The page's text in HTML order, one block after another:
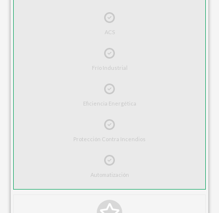
ACS
Frío Industrial
Eficiencia Energética
Protección Contra Incendios
Automatización